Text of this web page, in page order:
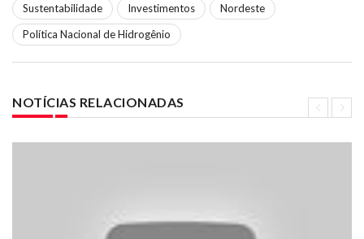
Sustentabilidade
Investimentos
Nordeste
Política Nacional de Hidrogênio
NOTÍCIAS RELACIONADAS